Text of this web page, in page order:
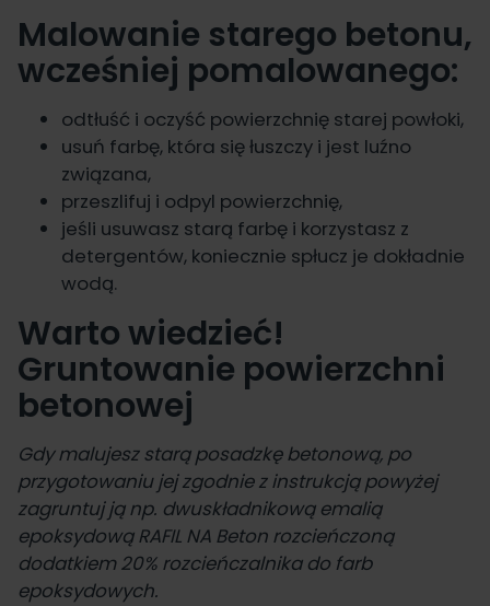
Malowanie starego betonu,
wcześniej pomalowanego:
odtłuść i oczyść powierzchnię starej powłoki,
usuń farbę, która się łuszczy i jest luźno
związana,
przeszlifuj i odpyl powierzchnię,
jeśli usuwasz starą farbę i korzystasz z
detergentów, koniecznie spłucz je dokładnie
wodą.
Warto wiedzieć!
Gruntowanie powierzchni
betonowej
Gdy malujesz starą posadzkę betonową, po
przygotowaniu jej zgodnie z instrukcją powyżej
zagruntuj ją np. dwuskładnikową emalią
epoksydową RAFIL NA Beton rozcieńczoną
dodatkiem 20% rozcieńczalnika do farb
epoksydowych.